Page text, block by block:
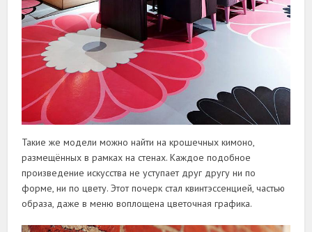
Такие же модели можно найти на крошечных кимоно,
размещённых в рамках на стенах. Каждое подобное
произведение искусства не уступает друг другу ни по
форме, ни по цвету. Этот почерк стал квинтэссенцией, частью
образа, даже в меню воплощена цветочная графика.